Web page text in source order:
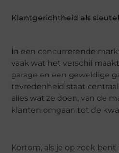
Klantgerichtheid als
In een concurrerende
vaak wat het verschil
garage en een geweldige
tevredenheid staat
alles wat ze doen, van de
klanten omgaan tot de
Kortom, als je op zoek